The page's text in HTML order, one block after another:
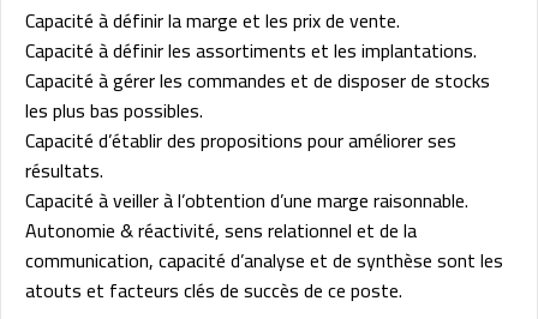
Capacité à définir la marge et les prix de vente.
Capacité à définir les assortiments et les implantations.
Capacité à gérer les commandes et de disposer de stocks
les plus bas possibles.
Capacité d’établir des propositions pour améliorer ses
résultats.
Capacité à veiller à l’obtention d’une marge raisonnable.
Autonomie & réactivité, sens relationnel et de la
communication, capacité d’analyse et de synthèse sont les
atouts et facteurs clés de succès de ce poste.